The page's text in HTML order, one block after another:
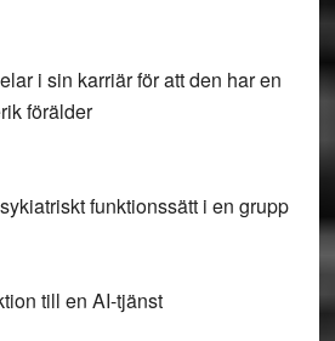
i sin karriär för att den har en
förälder
funktionssätt i en grupp
till en AI-tjänst